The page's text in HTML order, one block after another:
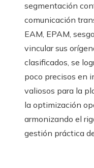
segmentación
comunicación
EAM, EPAM,
vincular sus
clasificados, se
poco precisos en
valiosos para la
la optimización
armonizando el
gestión práctica